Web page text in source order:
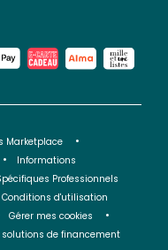
Marketplace
Informations
Professionnels
Conditions d'utilisation
Gérer mes cookies
de financement